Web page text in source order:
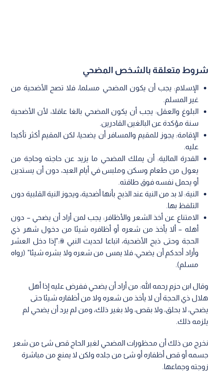
شروط متعلقة بالشخص المضحي
الإسلام: يجب أن يكون المضحي مسلما، فلا تصح الأضحية من
غير المسلم.
البلوغ والعقل: يجب أن يكون المضحي بالغا عاقلا، لأن الأضحية
سنة مؤكدة عن البالغين القادرين.
الإقامة: يجوز للمقيم والمسافر أن يضحيا، لكن المقيم أكثر تأكيدا
عليه.
القدرة المالية: أن يملك المضحي ما يزيد عن حاجته وحاجة من
يعول من طعام وسكن وملبس في أيام العيد، دون أن يستدين
أو يحمل نفسه فوق طاقته.
النية: لا بد من النية عند الذبح بأنها أضحية، ويجوز النية القلبية دون
التلفظ بها.
الامتناع عن أخذ الشعر والأظافر: يجب لمن أراد أن يضحي – دون
أهله – ألا يأخذ من شعره أو أظافره شيئا من دخول شهر ذي
الحجة وحتى ذبح الأضحية، اتباعا لحديث النبي ﷺ:"إذا دخل العشر
وأراد أحدكم أن يضحي، فلا يمس من شعره ولا بشره شيئا" (رواه
مسلم).
وقال ابن حزم رحمه الله: من أراد أن يضحي ففرض عليه إذا أهل
هلال ذي الحجة أن لا يأخذ من شعره ولا من أظفاره شيئا حتى
يضحي، لا بحلق، ولا بقص، ولا بغير ذلك، ومن لم يرد أن يضحي لم
يلزمه ذلك.
نخرج من ذلك أن محظورات المضحي لغير الحاج قص شئ من شعر
جسمه أو قص أظفاره أو شئ من جلده ولكن لا يمنع من مباشرة
زوجته وجماعها.